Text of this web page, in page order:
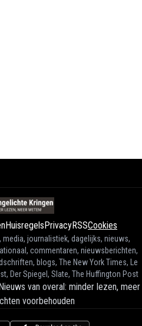
HuisregelsPrivacyRSSCookies
media, journalistiek, dagelijks, nieuws,
commentaren, nieuwsberichten,
blogs, The New York Times, Le
Der Spiegel, Slate, The Huffington Post
van overal: minder lezen, meer
voorbehouden